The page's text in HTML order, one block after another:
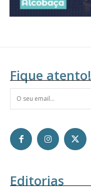
Fique atento!
Editorias